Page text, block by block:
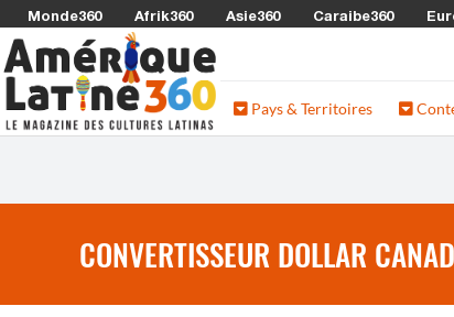
Monde360 Afrik360 Asie360 Caraibe360
Pays & Territoires
CONVERTISSEUR DOLLAR